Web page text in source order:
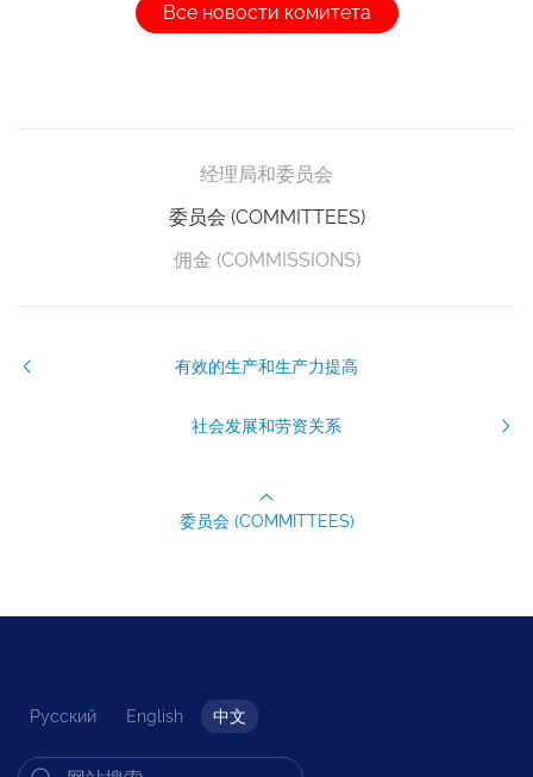
Все новости комитета
经理局和委员会
委员会 (COMMITTEES)
佣金 (COMMISSIONS)
有效的生产和生产力提高
社会发展和劳资关系
委员会 (COMMITTEES)
Русский English 中文